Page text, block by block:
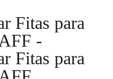
Fitas para
-
Fitas para